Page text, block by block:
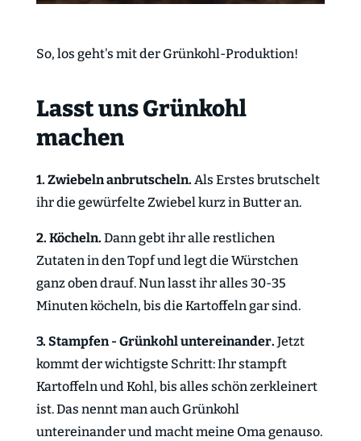
So, los geht's mit der Grünkohl-Produktion!
Lasst uns Grünkohl
machen
1. Zwiebeln anbrutscheln. Als Erstes brutschelt
ihr die gewürfelte Zwiebel kurz in Butter an.
2. Köcheln. Dann gebt ihr alle restlichen
Zutaten in den Topf und legt die Würstchen
ganz oben drauf. Nun lasst ihr alles 30-35
Minuten köcheln, bis die Kartoffeln gar sind.
3. Stampfen - Grünkohl untereinander. Jetzt
kommt der wichtigste Schritt: Ihr stampft
Kartoffeln und Kohl, bis alles schön zerkleinert
ist. Das nennt man auch Grünkohl
untereinander und macht meine Oma genauso.